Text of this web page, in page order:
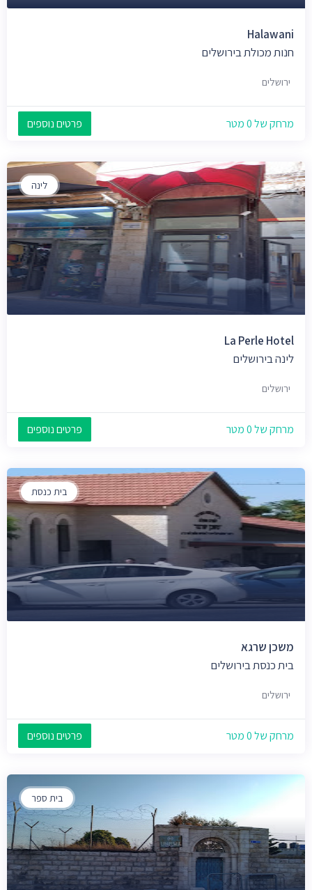
Halawani
חנות מכולת בירושלים
ירושלים
מרחק של 0 מטר פרטים נוספים
לינה
La Perle Hotel
לינה בירושלים
ירושלים
מרחק של 0 מטר פרטים נוספים
בית כנסת
משכן שרגא
בית כנסת בירושלים
ירושלים
מרחק של 0 מטר פרטים נוספים
בית ספר